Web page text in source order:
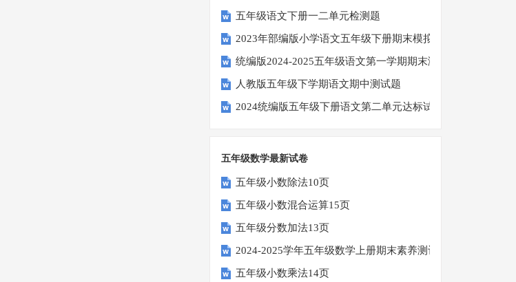
五年级语文下册一二单元检测题
2023年部编版小学语文五年级下册期末模拟题
统编版2024-2025五年级语文第一学期期末测试卷
人教版五年级下学期语文期中测试题
2024统编版五年级下册语文第二单元达标试题
五年级数学最新试卷
五年级小数除法10页
五年级小数混合运算15页
五年级分数加法13页
2024-2025学年五年级数学上册期末素养测评卷（考试版A4
五年级小数乘法14页